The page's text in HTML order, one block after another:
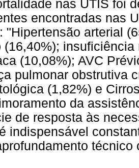
nas UTIS foi
encontradas nas
"Hipertensão arterial
(16,40%);
(10,08%); AVC
pulmonar obstrutiva
(1,82%) e
da
de resposta às
indispensável